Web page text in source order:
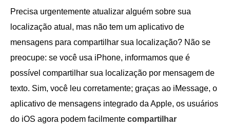
Precisa urgentemente atualizar alguém sobre sua
localização atual, mas não tem um aplicativo de
mensagens para compartilhar sua localização? Não se
preocupe: se você usa iPhone, informamos que é
possível compartilhar sua localização por mensagem de
texto. Sim, você leu corretamente; graças ao iMessage, o
aplicativo de mensagens integrado da Apple, os usuários
do iOS agora podem facilmente compartilhar